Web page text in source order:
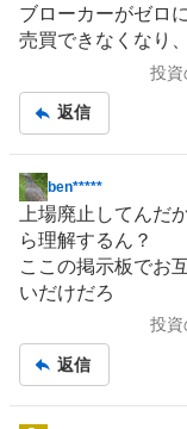
ブローカーがゼロ
売買できなくなり
投資
返信
掲
示
板
記
事
ben*****
上場廃止してんだ
ら理解するん？
ここの掲示板でお
いだけだろ
投資
返信